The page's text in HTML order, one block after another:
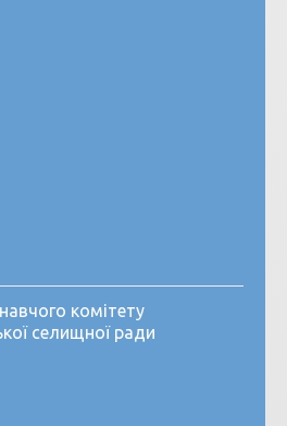
комітету
селищної ради